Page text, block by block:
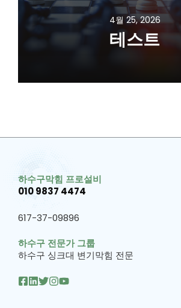
4월 25, 2026
테스트
하수구막힘 프로설비
010 9837 4474
617-37-09896
하수구 전문가 그룹
하수구 싱크대 변기막힘 전문